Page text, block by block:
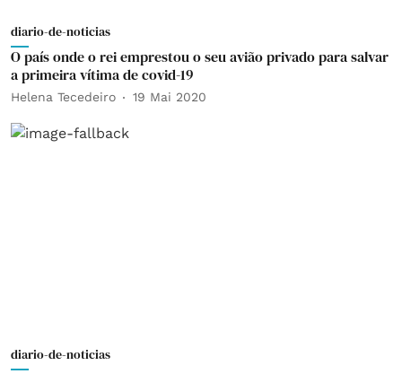
diario-de-noticias
O país onde o rei emprestou o seu avião privado para salvar
a primeira vítima de covid-19
Helena Tecedeiro 19 Mai 2020
diario-de-noticias